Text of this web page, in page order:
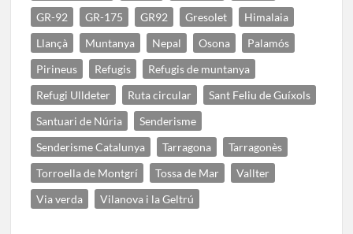
GR-92
GR-175 GR92 Gresolet
Himalaia
Llançà
Muntanya Nepal Osona
Palamós
Pirineus
Refugis
Refugis de muntanya
Refugi Ulldeter
Ruta circular
Sant Feliu de Guíxols
Santuari de Núria
Senderisme
Senderisme Catalunya
Tarragona
Tarragonès
Torroella de Montgrí
Tossa de Mar
Vallter
Via verda
Vilanova i la Geltrú